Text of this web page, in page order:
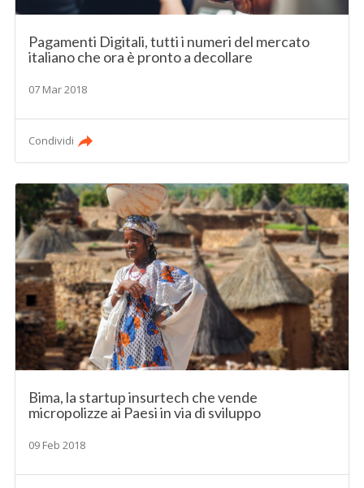
Pagamenti Digitali, tutti i numeri del mercato
italiano che ora è pronto a decollare
07 Mar 2018
Condividi
Bima, la startup insurtech che vende
micropolizze ai Paesi in via di sviluppo
09 Feb 2018